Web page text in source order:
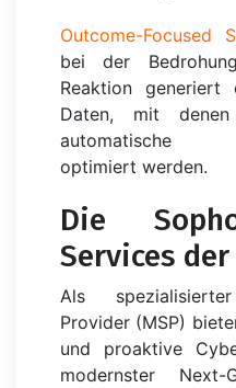
Outcome-Focused
bei der
Reaktion generiert
Daten, mit denen
automatische
optimiert werden.
Die
Services der
Als
Provider (MSP)
und proaktive
modernster Next-